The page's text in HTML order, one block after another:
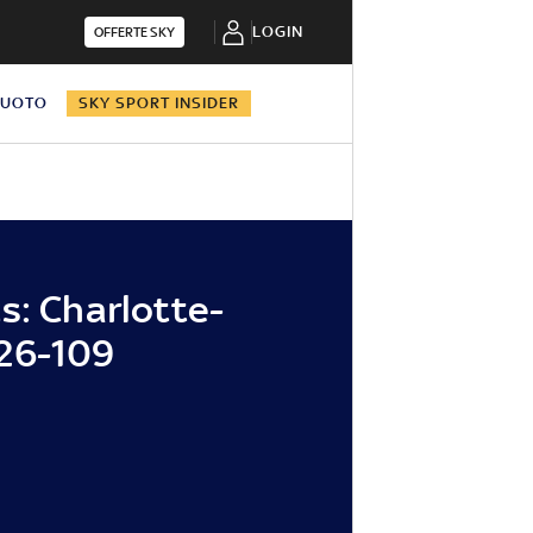
OFFERTE SKY LOGIN
SKY SPORT INSIDER
Charlotte-
109